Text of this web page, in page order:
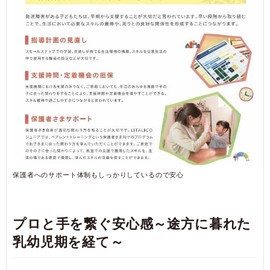
保護者へのサポート体制もしっかりしているので安心
プロと手を繋ぐ安心感～途方に暮れた
乳幼児期を経て～